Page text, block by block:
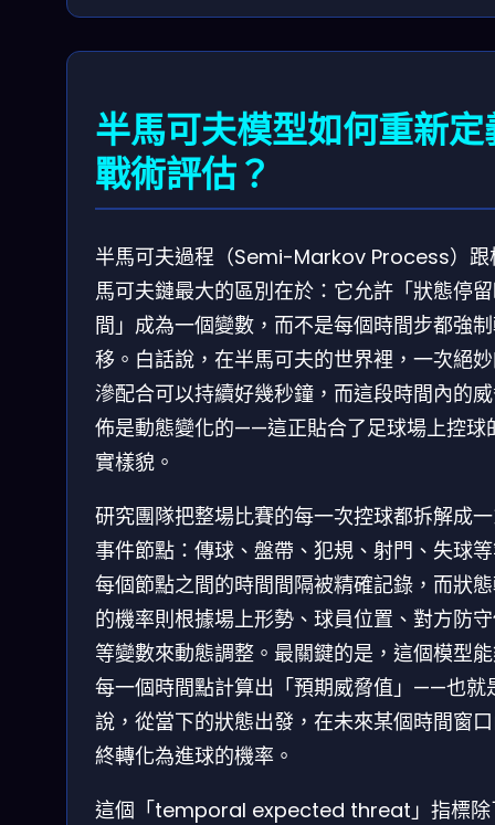
半馬可夫模型如何重新定
戰術評估？
半馬可夫過程（Semi-Markov Process）跟
馬可夫鏈最大的區別在於：它允許「狀態停
間」成為一個變數，而不是每個時間步都強
移。白話說，在半馬可夫的世界裡，一次絕
滲配合可以持續好幾秒鐘，而這段時間內的
佈是動態變化的——這正貼合了足球場上控球
實樣貌。
研究團隊把整場比賽的每一次控球都拆解成
事件節點：傳球、盤帶、犯規、射門、失球
每個節點之間的時間間隔被精確記錄，而狀
的機率則根據場上形勢、球員位置、對方防
等變數來動態調整。最關鍵的是，這個模型
每一個時間點計算出「預期威脅值」——也就
說，從當下的狀態出發，在未來某個時間窗
終轉化為進球的機率。
這個「temporal expected threat」指標除